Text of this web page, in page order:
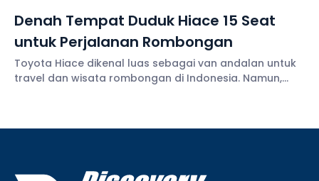
Denah Tempat Duduk Hiace 15 Seat
untuk Perjalanan Rombongan
Toyota Hiace dikenal luas sebagai van andalan untuk
travel dan wisata rombongan di Indonesia. Namun,